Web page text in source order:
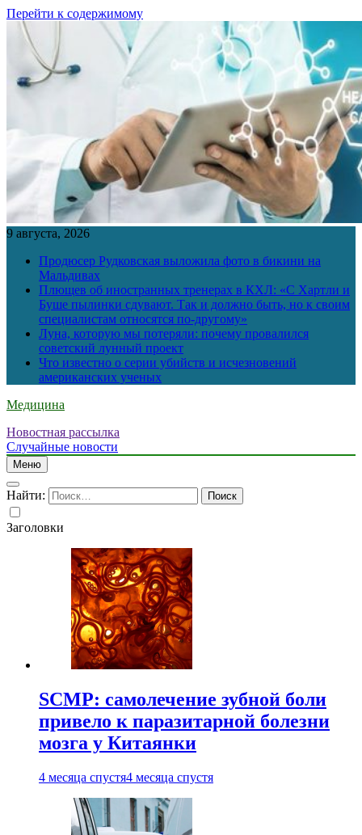
Перейти к содержимому
9 августа, 2026
Продюсер Рудковская выложила фото в бикини на
Мальдивах
Плющев об иностранных тренерах в КХЛ: «С Хартли и
Буше пылинки сдувают. Так и должно быть, но к своим
специалистам относятся по-другому»
Луна, которую мы потеряли: почему провалился
советский лунный проект
Что известно о серии убийств и исчезновений
американских ученых
Медицина
Новостная рассылка
Случайные новости
Меню
Найти:
Заголовки
SCMP: самолечение зубной боли
привело к паразитарной болезни
мозга у Китаянки
4 месяца спустя4 месяца спустя